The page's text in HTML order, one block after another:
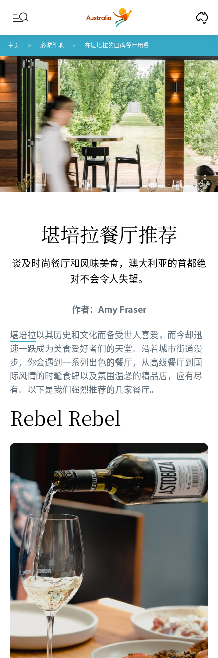
Skip to content
Skip to footer navigation
主页 必游胜地 在堪培拉的口碑餐厅用餐
堪培拉餐厅推荐
谈及时尚餐厅和风味美食，澳大利亚的首都绝
对不会令人失望。
作者：Amy Fraser
堪培拉以其历史和文化而备受世人喜爱，而今却迅
速一跃成为美食爱好者们的天堂。沿着城市街道漫
步，你会遇到一系列出色的餐厅，从高级餐厅到国
际风情的时髦食肆以及氛围温馨的精品店，应有尽
有。以下是我们强烈推荐的几家餐厅。
Rebel Rebel